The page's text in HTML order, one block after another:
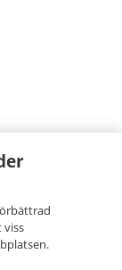
viss